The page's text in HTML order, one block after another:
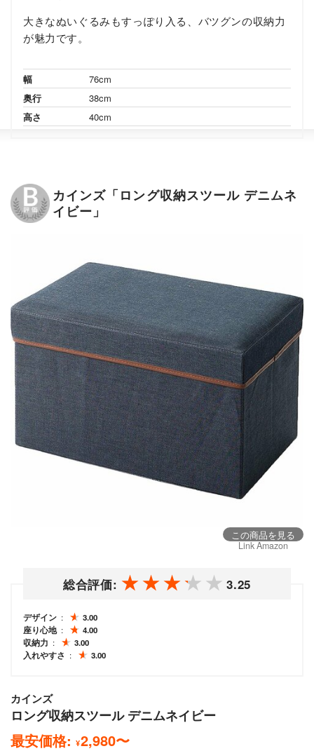
大きなぬいぐるみもすっぽり入る、バツグンの収納力
が魅力です。
幅
76cm
奥行
38cm
高さ
40cm
カインズ「ロング収納スツール デニムネ
イビー」
この商品を見る
Link Amazon
総合評価: 3.25
デザイン
3.00
座り心地
4.00
収納力
3.00
入れやすさ
3.00
カインズ
ロング収納スツール デニムネイビー
最安価格: ¥2,980〜